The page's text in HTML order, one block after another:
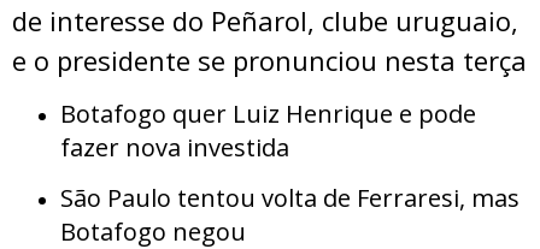
de interesse do Peñarol, clube uruguaio,
e o presidente se pronunciou nesta terça
Botafogo quer Luiz Henrique e pode
fazer nova investida
São Paulo tentou volta de Ferraresi, mas
Botafogo negou